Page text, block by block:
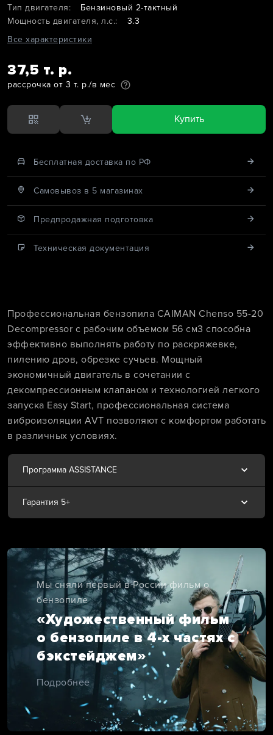
Тип двигателя:
Бензиновый 2-тактный
Мощность двигателя, л.с.:
3.3
Все характеристики
37,5 т. р.
рассрочка от 3 т. р./в мес
Купить
Бесплатная доставка по РФ
Cамовывоз в 5 магазинах
Предпродажная подготовка
Техническая документация
Профессиональная бензопила CAIMAN Chenso 55-20
Decompressor с рабочим объемом 56 см3 способна
эффективно выполнять работу по раскряжевке,
пилению дров, обрезке сучьев. Мощный
экономичный двигатель в сочетании с
декомпрессионным клапаном и технологией легкого
запуска Easy Start, профессиональная система
виброизоляции AVT позволяют с комфортом работать
в различных условиях.
Программа ASSISTANCE
Гарантия 5+
Мы сняли первый в России фильм о
бензопиле
«Художественный фильм
о бензопиле в 4-х частях с
бэкстейджем»
Подробнее